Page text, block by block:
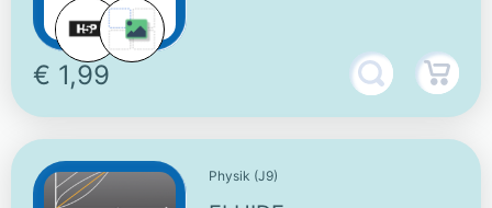
€ 1,99
Physik (J9)